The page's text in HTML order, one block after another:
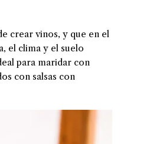
crear vinos, y que en el
el clima y el suelo
para maridar con
con salsas con